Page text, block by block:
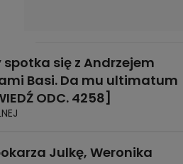
spotka się z Andrzejem
Basi. Da mu ultimatum
ODC. 4258]
Julkę, Weronika